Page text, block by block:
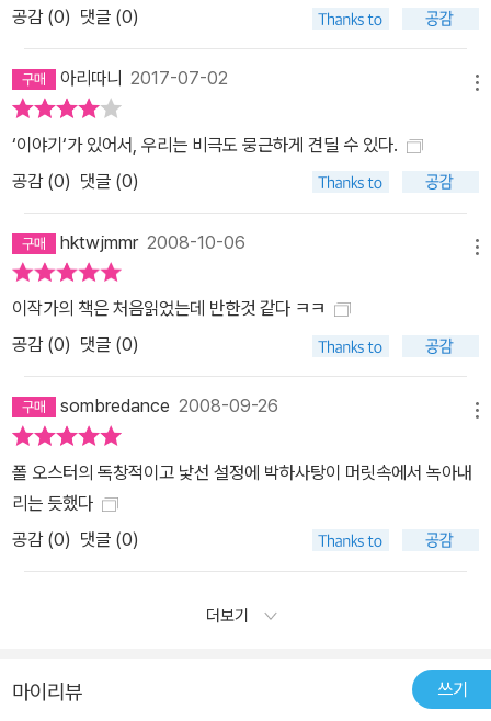
까? 오스터: 난 컴퓨터가 없습니다. 하지만 누군가가 내게 그 사이트
를 운영하고 있다는 걸 압니다. 정말 좋은 일이지요. 거기에 딱 한 번
들어가 보았습니다. 그 후에는 들어간 적이 없어요. 익스프레스: 당신
은 시나리오도 여러 편 썼습니다. 특히 1995년 영화 「스모크」의 시나
리오가 잘 알려져 있지요. 시나리오 작업이 당신의 이야기하기 스타
일에 영향을 주었습니까? 오스터: 전혀 주지 않았습니다. 정말 재미
있는 일이죠. 난 늘 나 자신을 이 세상에서 가장 영화와 어울리지 않는
소설가라고 생각해 왔습니다. 내 소설은 영화에서처럼 일련의 장면들
로 나누어지지가 않아요. 내 소설들은 물이 흐르듯 계속 흘러가는 그
런 내러티브입니다. 내 책에서는 대화도 그리 많이 나오지 않고요. 그
장르로 들어가기 위해서는 모든 것을 다시 생각해야 되었고 또 장르
의 가능성들을 새롭게 탐구해야 되었습니다. 익스프레스: 브루클린에
루클린에 산 지가 28년 반이 되었어요. 내 인생의 절반 이상을 산 곳
이지요. 그래서 내가 아주 좋아하는 고장이기도 합니다. 가장 잘 아는
곳이기 때문에 이곳에 대한 얘기도 쓰게 되었고요. 그렇다고 해서 브
현실과 환상의 위기를 그려 내다 -「보스턴 글로브」2008. 8. 24 폴
초연함과 내면성을 강조하는 작품이다. 실제 세계를 묘사하기보다는
환상적이고 불합리한 우여곡절을 가진 마음의 세계에 더 집중하고 있
공감 (0) 댓글 (0)
아리따니 2017-07-02
‘이야기‘가 있어서, 우리는 비극도 뭉근하게 견딜 수 있다.
공감 (0) 댓글 (0)
hktwjmmr2008-10-06
이작가의 책은 처음읽었는데 반한것 같다 ㅋㅋ
공감 (0) 댓글 (0)
sombredance 2008-09-26
폴 오스터의 독창적이고 낯선 설정에 박하사탕이 머릿속에서 녹아내
리는 듯했다
공감 (0) 댓글 (0)
더보기
마이리뷰 쓰기